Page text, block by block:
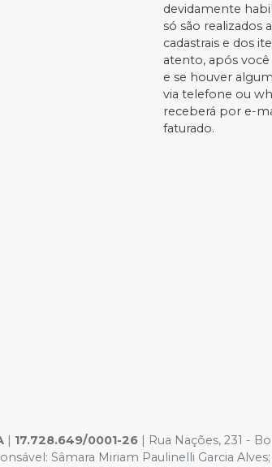
devidamente
só são realizados
cadastrais e dos
atento, após
e se houver
via telefone ou
receberá por e-
faturado.
| 17.728.649/0001-26 | Rua Nações, 231 -
Sâmara Miriam Paulinelli Garcia